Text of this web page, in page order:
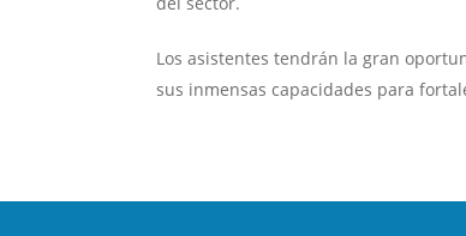
Los asistentes tendrán la gran
sus inmensas capacidades para